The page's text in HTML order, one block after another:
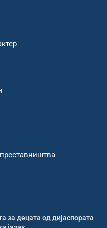
за децата од дијаспората